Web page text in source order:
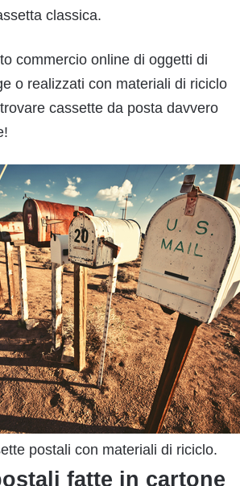
classica.
commercio online di oggetti di
o realizzati con materiali di riciclo
cassette da posta davvero
postali con materiali di riciclo.
fatte in cartone